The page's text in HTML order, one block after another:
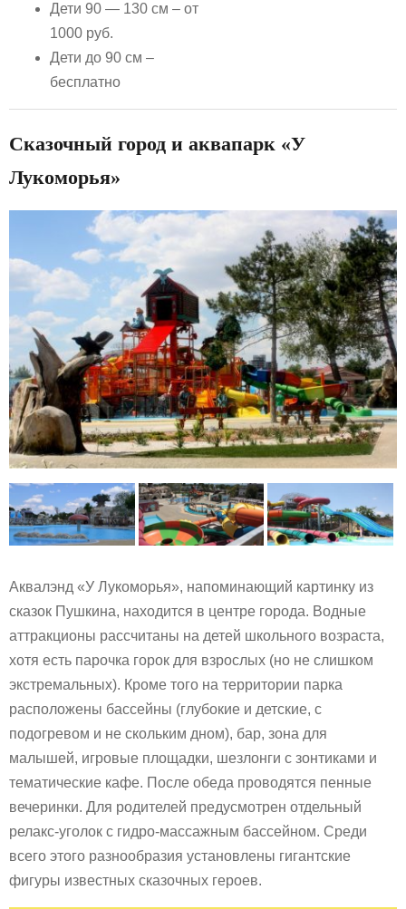
Дети 90 — 130 см – от
1000 руб.
Дети до 90 см –
бесплатно
Сказочный город и аквапарк «У
Лукоморья»
Аквалэнд «У Лукоморья», напоминающий картинку из
сказок Пушкина, находится в центре города. Водные
аттракционы рассчитаны на детей школьного возраста,
хотя есть парочка горок для взрослых (но не слишком
экстремальных). Кроме того на территории парка
расположены бассейны (глубокие и детские, с
подогревом и не скольким дном), бар, зона для
малышей, игровые площадки, шезлонги с зонтиками и
тематические кафе. После обеда проводятся пенные
вечеринки. Для родителей предусмотрен отдельный
релакс-уголок с гидро-массажным бассейном. Среди
всего этого разнообразия установлены гигантские
фигуры известных сказочных героев.